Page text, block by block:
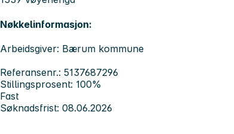
Nøkkelinformasjon:
Arbeidsgiver: Bærum kommune
Referansenr.: 5137687296
Stillingsprosent: 100%
Fast
Søknadsfrist: 08.06.2026